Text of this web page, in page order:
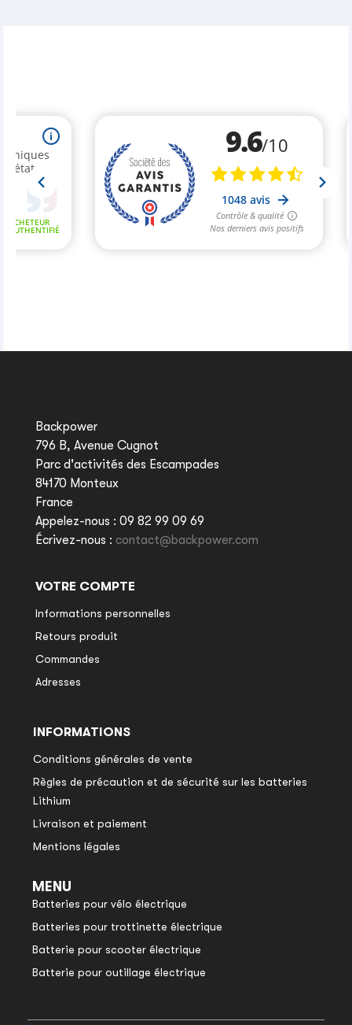
Backpower
796 B, Avenue Cugnot
Parc d'activités des Escampades
84170 Monteux
France
Appelez-nous : 09 82 99 09 69
Écrivez-nous : contact@backpower.com
VOTRE COMPTE
Informations personnelles
Retours produit
Commandes
Adresses
INFORMATIONS
Conditions générales de vente
Règles de précaution et de sécurité sur les batteries
Lithium
Livraison et paiement
Mentions légales
MENU
Batteries pour vélo électrique
Batteries pour trottinette électrique
Batterie pour scooter électrique
Batterie pour outillage électrique